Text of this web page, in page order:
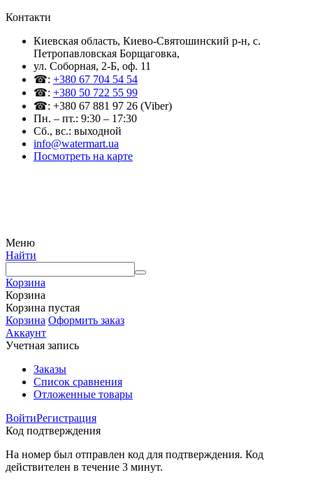
Контакти
Киевская область, Киево-Святошинский р-н, c.
Петропавловская Борщаговка,
ул. Соборная, 2-Б, оф. 11
☎: +380 67 704 54 54
☎: +380 50 722 55 99
☎: +380 67 881 97 26 (Viber)
Пн. – пт.: 9:30 – 17:30
Сб., вс.: выходной
info@watermart.ua
Посмотреть на карте
Меню
Найти
Корзина
Корзина
Корзина пустая
Корзина Оформить заказ
Аккаунт
Учетная запись
Заказы
Список сравнения
Отложенные товары
ВойтиРегистрация
Код подтверждения
На номер был отправлен код для подтверждения. Код
действителен в течение 3 минут.